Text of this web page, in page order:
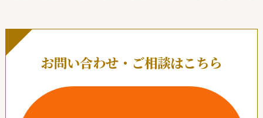
お問い合わせ・ご相談はこちら